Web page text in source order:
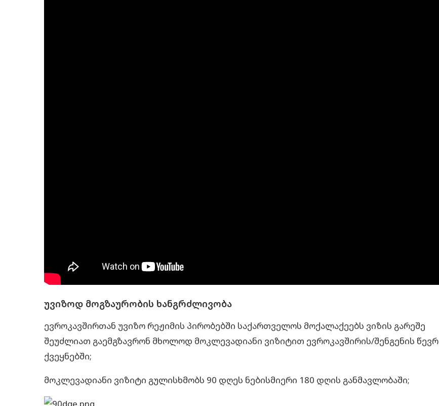
უვიზოდ მოგზაურობის ხანგრძლივობა
ევროკავშირთან უვიზო რეჟიმის პირობებში საქართველოს მოქალაქეებს ვიზის გარეშე
შეუძლიათ გაემგზავრონ მხოლოდ მოკლევადიანი ვიზიტით ევროკავშირის/შენგენის წევრ
ქვეყნებში;
მოკლევადიანი ვიზიტი გულისხმობს 90 დღეს ნებისმიერი 180 დღის განმავლობაში;